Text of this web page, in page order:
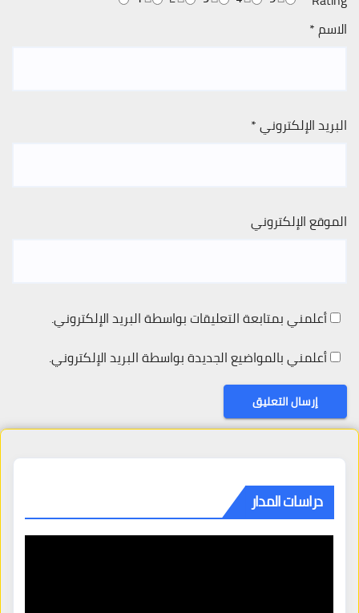
الاسم*
البريد الإلكتروني*
الموقع الإلكتروني
أعلمني بمتابعة التعليقات بواسطة البريد الإلكتروني.
أعلمني بالمواضيع الجديدة بواسطة البريد الإلكتروني.
دراسات المدار